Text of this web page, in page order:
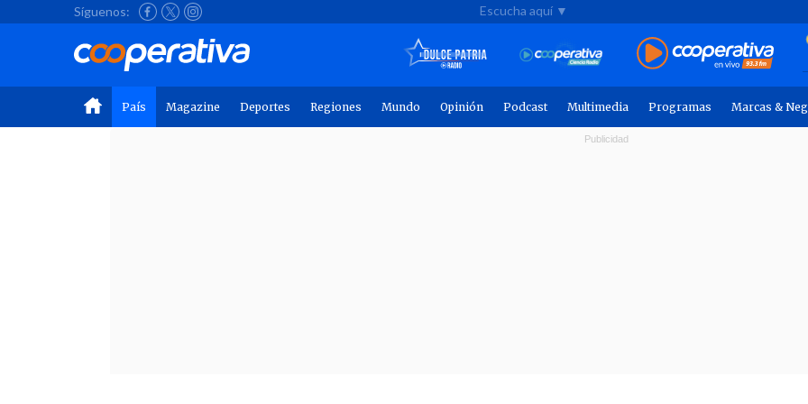
Síguenos: Escucha aquí ▼
País Magazine Deportes Regiones Mundo Opinión Podcast Multimedia Programas Marcas &